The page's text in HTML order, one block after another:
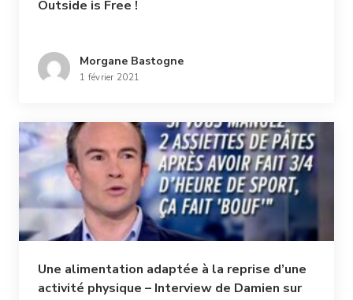
Outside is Free !
Morgane Bastogne
1 février 2021
Une alimentation adaptée à la reprise d’une
activité physique – Interview de Damien sur